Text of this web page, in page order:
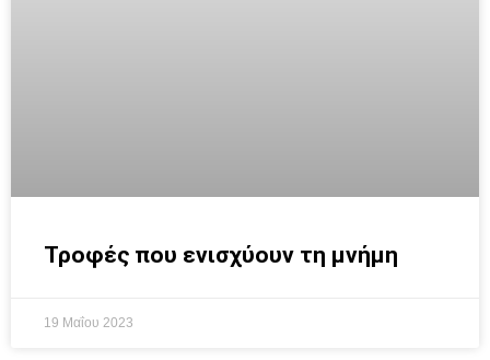
Τροφές που ενισχύουν τη μνήμη
19 Μαΐου 2023